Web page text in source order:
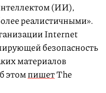
(ИИ),
реалистичными».
Internet
безопасность
материалов
этомпишетThe